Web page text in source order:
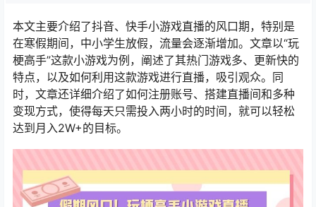
本文主要介绍了抖音、快手小游戏直播的风口期，特别是
在寒假期间，中小学生放假，流量会逐渐增加。文章以“玩
梗高手”这款小游戏为例，阐述了其热门游戏多、更新快的
特点，以及如何利用这款游戏进行直播，吸引观众。同
时，文章还详细介绍了如何注册账号、搭建直播间和多种
变现方式，使得每天只需投入两小时的时间，就可以轻松
达到月入2W+的目标。